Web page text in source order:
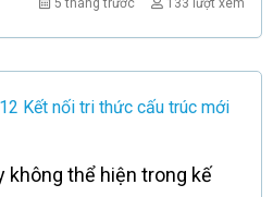
133 lượt xem
5 tháng trước
Kết nối tri thức cấu trúc mới
không thể hiện trong kế